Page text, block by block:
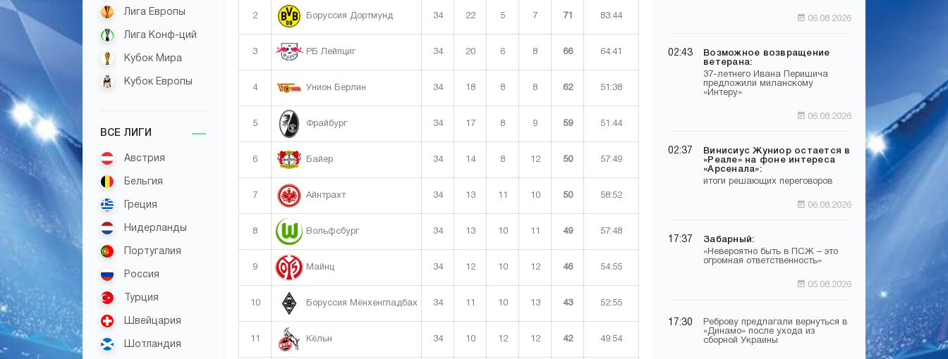
Лига Европы
Лига Конф-ций
Кубок Мира
Кубок Европы
ВСЕ ЛИГИ
Австрия
Бельгия
Греция
Нидерланды
Португалия
Россия
Турция
Швейцария
Шотландия
2 Боруссия Дортмунд 34 22 5 7 71 83:44
3 РБ Лейпциг 34 20 6 8 66 64:41
4 Унион Берлин 34 18 8 8 62 51:38
5 Фрайбург 34 17 8 9 59 51:44
6 Байер 34 14 8 12 50 57:49
7 Айнтрахт 34 13 11 10 50 58:52
8 Вольфсбург 34 13 10 11 49 57:48
9 Майнц 34 12 10 12 46 54:55
10 Боруссия Мёнхенгладбах 34 11 10 13 43 52:55
11 Кёльн 34 10 12 12 42 49:54
06.08.2026
02:43
Возможное возвращение
ветерана:
37-летнего Ивана Перишича
предложили миланскому
«Интеру»
06.08.2026
02:37
Винисиус Жуниор остается в
«Реале» на фоне интереса
«Арсенала»:
итоги решающих переговоров
06.08.2026
17:37 Забарный:
«Невероятно быть в ПСЖ – это
огромная ответственность»
05.08.2026
17:30
Реброву предлагали вернуться в
«Динамо» после ухода из
сборной Украины